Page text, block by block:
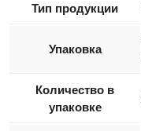
Тип продукции
Упаковка
Количество в
упаковке